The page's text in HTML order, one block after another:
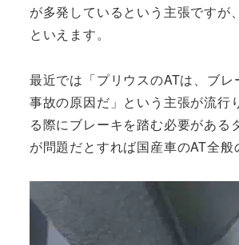
が多発しているという主張です
といえます。
最近では「プリウスのATは、ブ
事故の原因だ」という主張が流行
る際にブレーキを踏む必要があ
が問題だとすれば国産車のAT全